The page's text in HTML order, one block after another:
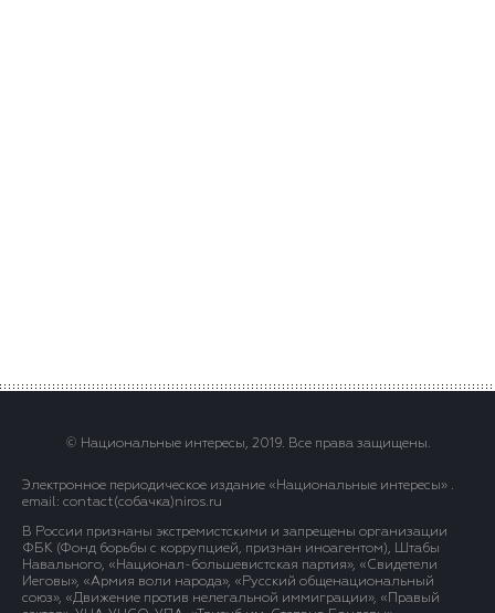
© Национальные интересы, 2019. Все права защищены.
Электронное периодическое издание «Национальные интересы» .
email: contact(сoбaчка)niros.ru
В России признаны экстремистскими и запрещены организации
ФБК (Фонд борьбы с коррупцией, признан иноагентом), Штабы
Навального, «Национал-большевистская партия», «Свидетели
Иеговы», «Армия воли народа», «Русский общенациональный
союз», «Движение против нелегальной иммиграции», «Правый